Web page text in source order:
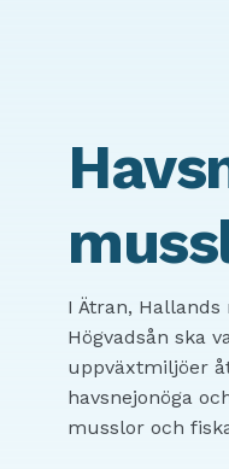
I Ätran,
Högvadsån ska
uppväxtmiljöer
havsnejonöga
musslor och